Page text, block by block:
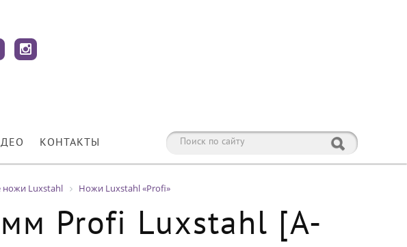
КОНТАКТЫ
ножи Luxstahl Ножи Luxstahl «Profi»
Profi Luxstahl [A-